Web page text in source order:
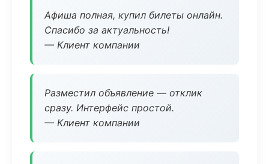
Афиша полная, купил билеты онлайн.
Спасибо за актуальность!
— Клиент компании
Разместил объявление — отклик
сразу. Интерфейс простой.
— Клиент компании